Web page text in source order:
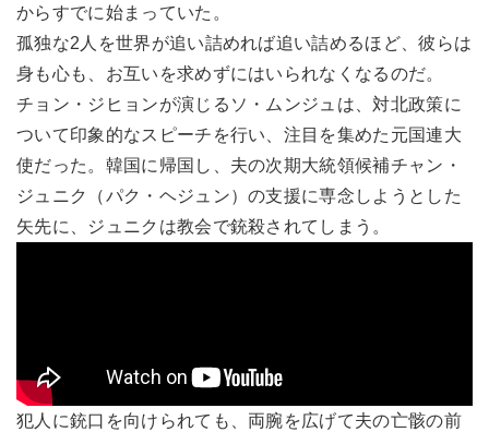
からすでに始まっていた。
孤独な2人を世界が追い詰めれば追い詰めるほど、彼らは
身も心も、お互いを求めずにはいられなくなるのだ。
チョン・ジヒョンが演じるソ・ムンジュは、対北政策に
ついて印象的なスピーチを行い、注目を集めた元国連大
使だった。韓国に帰国し、夫の次期大統領候補チャン・
ジュニク（パク・ヘジュン）の支援に専念しようとした
矢先に、ジュニクは教会で銃殺されてしまう。
犯人に銃口を向けられても、両腕を広げて夫の亡骸の前